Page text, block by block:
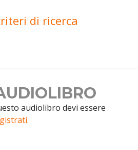
di ricerca
audiolibro devi essere